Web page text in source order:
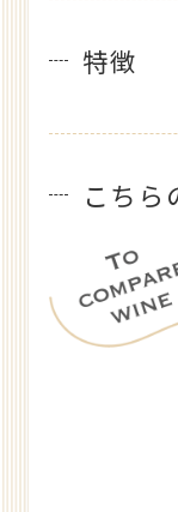
特徴
こちら